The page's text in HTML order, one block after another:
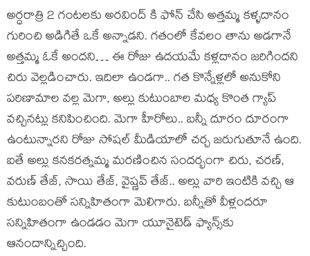
అర్ధరాత్రి 2 గంటలకు అరవింద్ కి ఫోన్ చేసి అత్తమ్మ కళ్ళదానం
గురించి అడిగితే ఒకే అన్నాడని. గతంలో కేవలం తాను అడగానే
అత్తమ్మ ఓకే అంద‌ని… ఈ రోజు ఉదయమే కళ్లదానం జరిగిందని
చిరు వెల్ల‌డించారు. ఇదిలా ఉండ‌గా.. గ‌త కొన్నేళ్ల‌లో అనుకోని
ప‌రిణామాల వ‌ల్ల మెగా, అల్లు కుటుంబాల మ‌ధ్య కొంత గ్యాప్
వ‌చ్చిన‌ట్లు క‌నిపించింది. మెగా హీరోలు.. బ‌న్నీ దూరం దూరంగా
ఉంటున్నారని రోజు సోషల్ మీడియాలో చర్చ జరుగుతూనే ఉంది.
ఐతే అల్లు క‌న‌క‌ర‌త్నమ్మ మ‌ర‌ణించిన సంద‌ర్భంగా చిరు, చ‌ర‌ణ్‌,
వ‌రుణ్ తేజ్, సాయి తేజ్, వైష్ణ‌వ్ తేజ్.. అల్లు వారి ఇంటికి వ‌చ్చి ఆ
కుటుంబంతో స‌న్నిహితంగా మెలిగారు. బ‌న్నీతో వీళ్లంద‌రూ
స‌న్నిహితంగా ఉండ‌డం మెగా యూనైటెడ్ ఫ్యాన్స్‌కు
ఆనందాన్నిచ్చింది.